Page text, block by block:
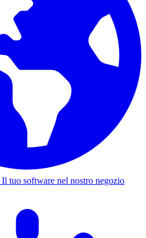
Il tuo software nel nostro negozio